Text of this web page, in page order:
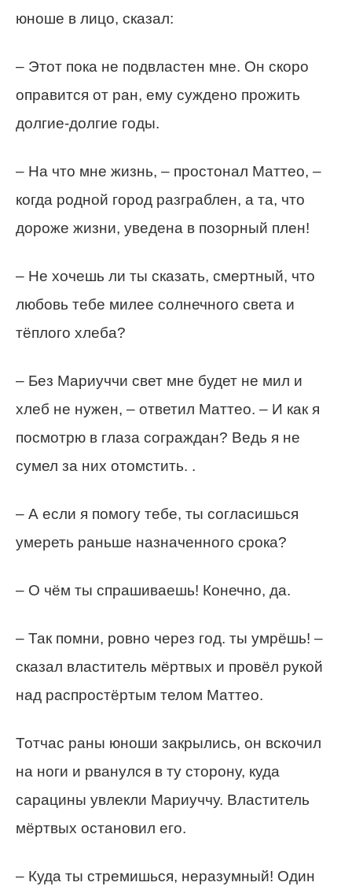
юноше в лицо, сказал:
– Этот пока не подвластен мне. Он скоро
оправится от ран, ему суждено прожить
долгие-долгие годы.
– На что мне жизнь, – простонал Маттео, –
когда родной город разграблен, а та, что
дороже жизни, уведена в позорный плен!
– Не хочешь ли ты сказать, смертный, что
любовь тебе милее солнечного света и
тёплого хлеба?
– Без Мариуччи свет мне будет не мил и
хлеб не нужен, – ответил Маттео. – И как я
посмотрю в глаза сограждан? Ведь я не
сумел за них отомстить. .
– А если я помогу тебе, ты согласишься
умереть раньше назначенного срока?
– О чём ты спрашиваешь! Конечно, да.
– Так помни, ровно через год. ты умрёшь! –
сказал властитель мёртвых и провёл рукой
над распростёртым телом Маттео.
Тотчас раны юноши закрылись, он вскочил
на ноги и рванулся в ту сторону, куда
сарацины увлекли Мариуччу. Властитель
мёртвых остановил его.
– Куда ты стремишься, неразумный! Один